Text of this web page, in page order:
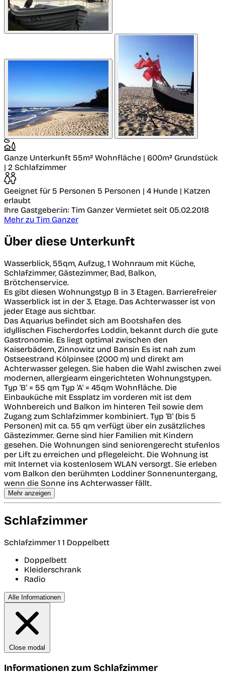
Ganze Unterkunft 55m² Wohnfläche | 600m² Grundstück
| 2 Schlafzimmer
Geeignet für 5 Personen 5 Personen | 4 Hunde | Katzen
erlaubt
Ihre Gastgeber:in: Tim Ganzer Vermietet seit 05.02.2018
Mehr zu Tim Ganzer
Über diese Unterkunft
Wasserblick, 55qm, Aufzug, 1 Wohnraum mit Küche,
Schlafzimmer, Gästezimmer, Bad, Balkon,
Brötchenservice.
Es gibt diesen Wohnungstyp B in 3 Etagen. Barrierefreier
Wasserblick ist in der 3. Etage. Das Achterwasser ist von
jeder Etage aus sichtbar.
Das Aquarius befindet sich am Bootshafen des
idyllischen Fischerdorfes Loddin, bekannt durch die gute
Gastronomie. Es liegt optimal zwischen den
Kaiserbädern, Zinnowitz und Bansin Es ist nah zum
Ostseestrand Kölpinsee (2000 m) und direkt am
Achterwasser gelegen. Sie haben die Wahl zwischen zwei
modernen, allergiearm eingerichteten Wohnungstypen.
Typ 'B' = 55 qm Typ 'A' = 45qm Wohnfläche. Die
Einbauküche mit Essplatz im vorderen mit ist dem
Wohnbereich und Balkon im hinteren Teil sowie dem
Zugang zum Schlafzimmer kombiniert. Typ 'B' (bis 5
Personen) mit ca. 55 qm verfügt über ein zusätzliches
Gästezimmer. Gerne sind hier Familien mit Kindern
gesehen. Die Wohnungen sind seniorengerecht stufenlos
per Lift zu erreichen und pflegeleicht. Die Wohnung ist
mit Internet via kostenlosem WLAN versorgt. Sie erleben
vom Balkon den berühmten Loddiner Sonnenuntergang,
wenn die Sonne ins Achterwasser fällt.
Mehr anzeigen
Schlafzimmer
Schlafzimmer 1 1 Doppelbett
Doppelbett
Kleiderschrank
Radio
Alle Informationen
Close modal
Informationen zum Schlafzimmer